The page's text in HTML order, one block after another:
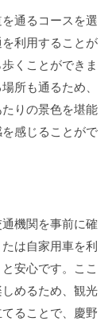
通るコースを選
利用することが
くことができま
所も通るため、
りの景色を堪能
感じることがで
機関を事前に確
は自家用車を利
安心です。ここ
めるため、観光
ることで、慶野